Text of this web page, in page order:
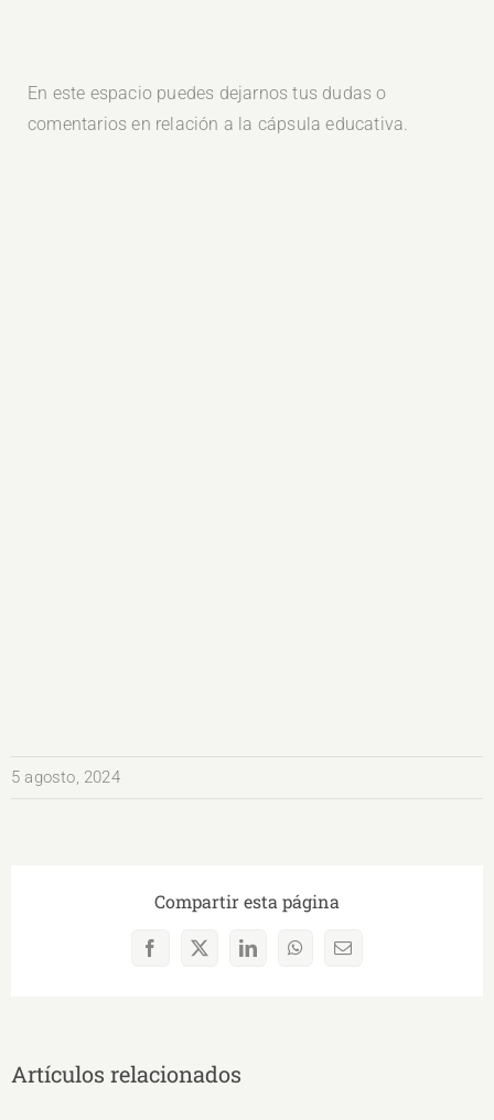
En este espacio puedes dejarnos tus dudas o
comentarios en relación a la cápsula educativa.
5 agosto, 2024
Compartir esta página
Facebook
X LinkedInWhatsAppCorreo
Artículos relacionados